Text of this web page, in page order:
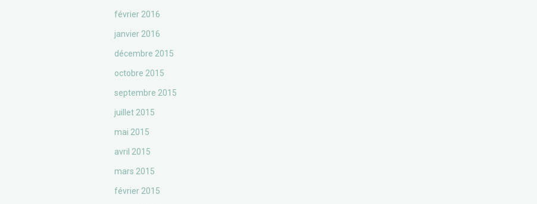
février 2016
janvier 2016
décembre 2015
octobre 2015
septembre 2015
juillet 2015
mai 2015
avril 2015
mars 2015
février 2015